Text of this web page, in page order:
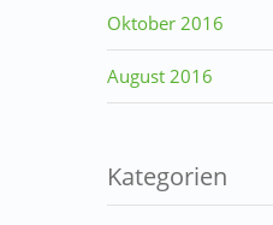
Oktober 2016
August 2016
Kategorien